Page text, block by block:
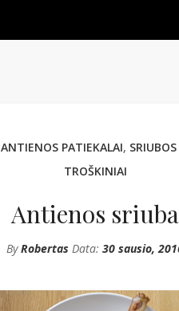
ANTIENOS PATIEKALAI,
TROŠKINIAI
Antienos sriuba
ByRobertas Data: 30 sausio,